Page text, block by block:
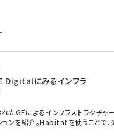
Digitalにみるインフラ
GEによるインフラストラクチャ
ョンを紹介。Habitatを使うことで